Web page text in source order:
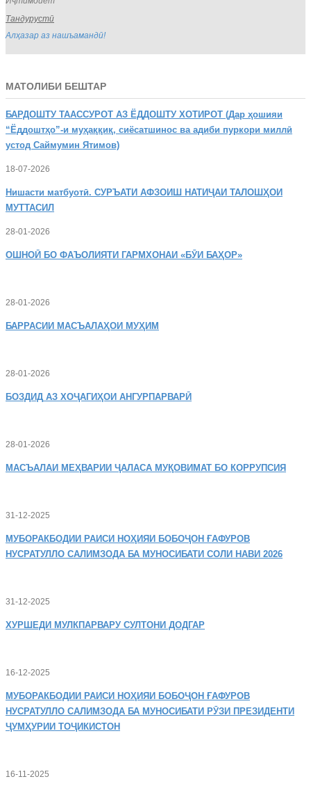
Тандурустӣ
Алҳазар аз нашъамандӣ!
МАТОЛИБИ БЕШТАР
БАРДОШТУ ТААССУРОТ АЗ ЁДДОШТУ ХОТИРОТ (Дар ҳошияи
“Ёддоштҳо”-и муҳаққиқ, сиёсатшинос ва адиби пуркори миллӣ
устод Саймумин Ятимов)
18-07-2026
Нишасти матбуотӣ. СУРЪАТИ АФЗОИШ НАТИҶАИ ТАЛОШҲОИ
МУТТАСИЛ
28-01-2026
ОШНОӢ БО ФАЪОЛИЯТИ ГАРМХОНАИ «БӮИ БАҲОР»
28-01-2026
БАРРАСИИ МАСЪАЛАҲОИ МУҲИМ
28-01-2026
БОЗДИД АЗ ХОҶАГИҲОИ АНГУРПАРВАРӢ
28-01-2026
МАСЪАЛАИ МЕҲВАРИИ ҶАЛАСА МУҚОВИМАТ БО КОРРУПСИЯ
31-12-2025
МУБОРАКБОДИИ РАИСИ НОҲИЯИ БОБОҶОН ҒАФУРОВ
НУСРАТУЛЛО САЛИМЗОДА БА МУНОСИБАТИ СОЛИ НАВИ 2026
31-12-2025
ХУРШЕДИ МУЛКПАРВАРУ СУЛТОНИ ДОДГАР
16-12-2025
МУБОРАКБОДИИ РАИСИ НОҲИЯИ БОБОҶОН ҒАФУРОВ
НУСРАТУЛЛО САЛИМЗОДА БА МУНОСИБАТИ РӮЗИ ПРЕЗИДЕНТИ
ҶУМҲУРИИ ТОҶИКИСТОН
16-11-2025